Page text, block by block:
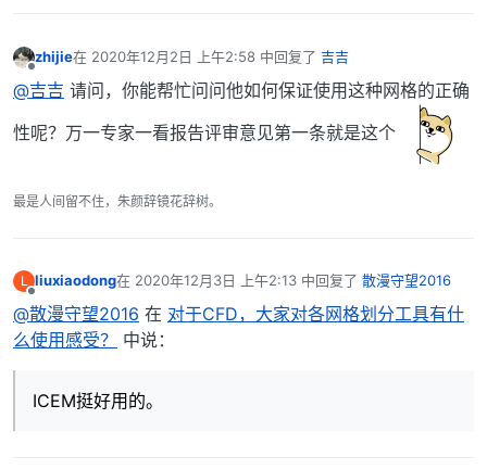
zhijie在 2020年12月2日 上午2:58 中回复了 吉吉
最后由 编辑
@吉吉 请问，你能帮忙问问他如何保证使用这种网格的正确
性呢？万一专家一看报告评审意见第一条就是这个
最是人间留不住，朱颜辞镜花辞树。
L liuxiaodong在 2020年12月3日 上午2:13 中回复了 散漫守望2016
最后由 编辑
@散漫守望2016 在 对于CFD，大家对各网格划分工具有什
么使用感受？
中说：
ICEM挺好用的。